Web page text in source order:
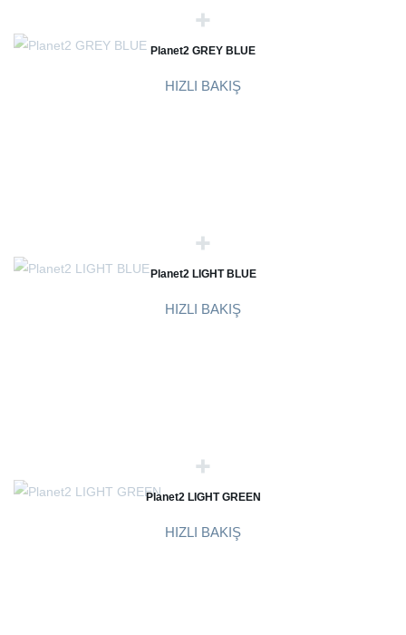
Planet2 GREY BLUE
HIZLI BAKIŞ
Planet2 LIGHT BLUE
HIZLI BAKIŞ
Planet2 LIGHT GREEN
HIZLI BAKIŞ